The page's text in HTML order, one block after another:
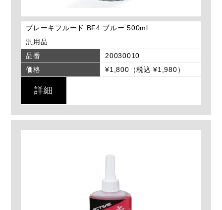
ブレーキフルード BF4 ブルー 500ml
汎用品
品番
20030010
価格
¥1,800（税込 ¥1,980）
詳細